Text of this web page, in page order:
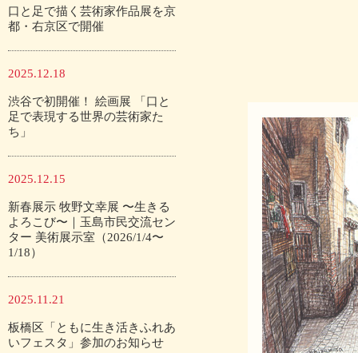
口と足で描く芸術家作品展を京
都・右京区で開催
2025.12.18
渋谷で初開催！ 絵画展 「口と
足で表現する世界の芸術家た
ち」
2025.12.15
新春展示 牧野文幸展 〜生きる
よろこび〜｜玉島市民交流セン
ター 美術展示室（2026/1/4〜
1/18）
2025.11.21
板橋区「ともに生き活きふれあ
いフェスタ」参加のお知らせ